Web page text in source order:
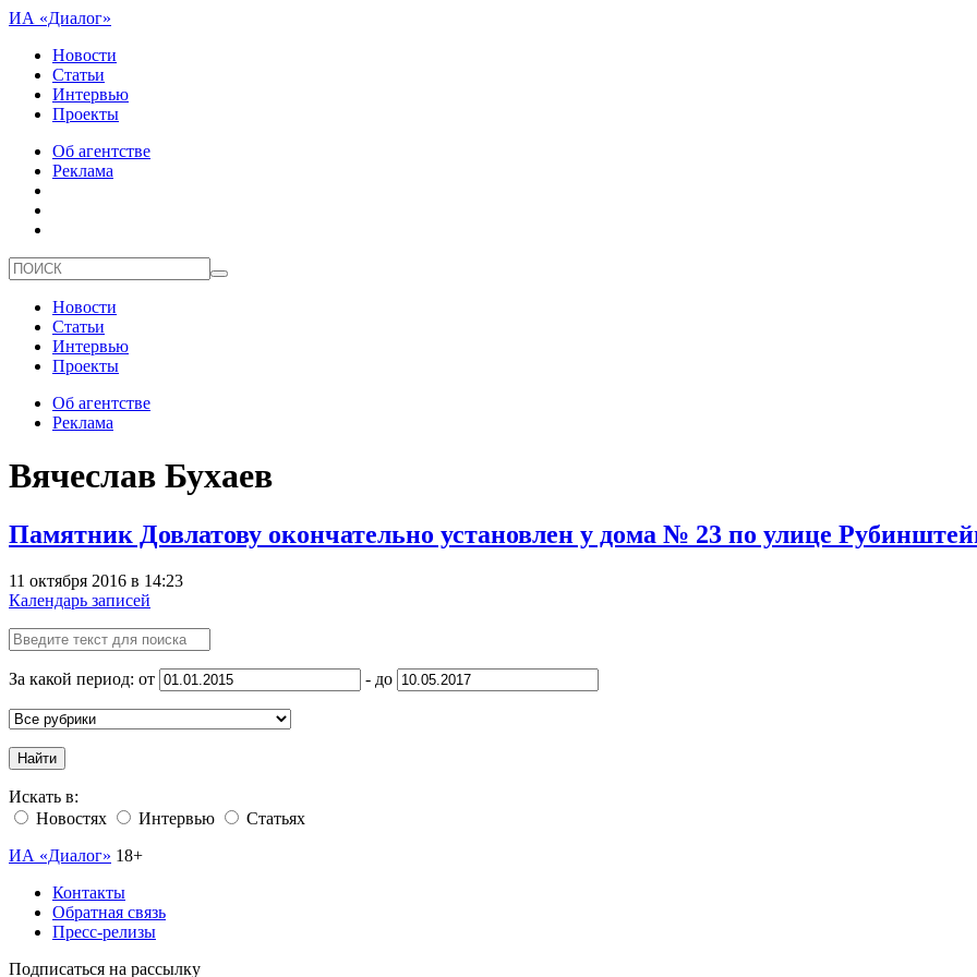
ИА «Диалог»
Новости
Статьи
Интервью
Проекты
Об агентстве
Реклама
Новости
Статьи
Интервью
Проекты
Об агентстве
Реклама
Вячеслав Бухаев
Памятник Довлатову окончательно установлен у дома № 23 по улице
11 октября 2016 в 14:23
Календарь записей
За какой период: от - до
Найти
Искать в:
Новостях
Интервью
Статьях
ИА «Диалог» 18+
Контакты
Обратная связь
Пресс-релизы
Подписаться на рассылку